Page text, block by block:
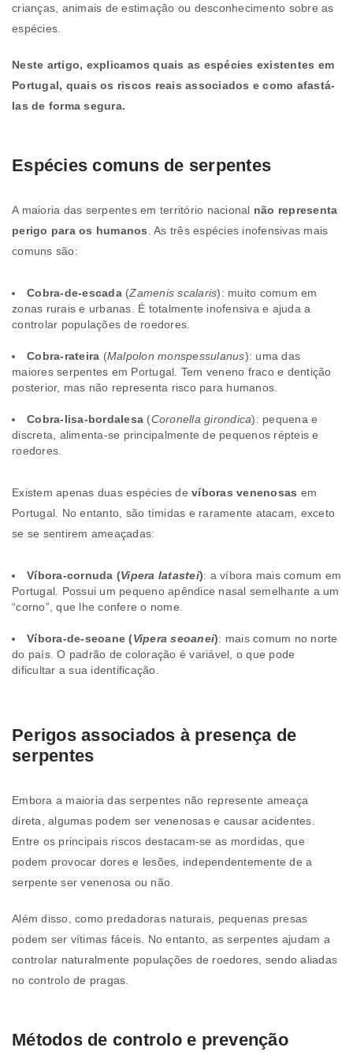
crianças, animais de estimação ou desconhecimento sobre as
espécies.
Neste artigo, explicamos quais as espécies existentes em
Portugal, quais os riscos reais associados e como afastá-
las de forma segura.
Espécies comuns de serpentes
A maioria das serpentes em território nacional não representa
perigo para os humanos . As três espécies inofensivas mais
comuns são:
Cobra-de-escada(Zamenis scalaris): muito comum em
zonas rurais e urbanas. É totalmente inofensiva e ajuda a
controlar populações de roedores.
Cobra-rateira (Malpolon monspessulanus): uma das
maiores serpentes em Portugal. Tem veneno fraco e dentição
posterior, mas não representa risco para humanos.
Cobra-lisa-bordalesa (Coronella girondica): pequena e
discreta, alimenta-se principalmente de pequenos répteis e
roedores.
Existem apenas duas espécies de víboras venenosas em
Portugal. No entanto, são tímidas e raramente atacam, exceto
se se sentirem ameaçadas:
Víbora-cornuda (Vipera latastei): a víbora mais comum em
Portugal. Possui um pequeno apêndice nasal semelhante a um
“corno”, que lhe confere o nome.
Víbora-de-seoane (Vipera seoanei): mais comum no norte
do país. O padrão de coloração é variável, o que pode
dificultar a sua identificação.
Perigos associados à presença de
serpentes
Embora a maioria das serpentes não represente ameaça
direta, algumas podem ser venenosas e causar acidentes.
Entre os principais riscos destacam-se as mordidas, que
podem provocar dores e lesões, independentemente de a
serpente ser venenosa ou não.
Além disso, como predadoras naturais, pequenas presas
podem ser vítimas fáceis. No entanto, as serpentes ajudam a
controlar naturalmente populações de roedores, sendo aliadas
no controlo de pragas.
Métodos de controlo e prevenção